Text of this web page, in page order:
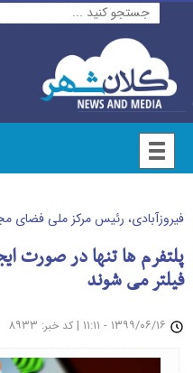
فیروزآبادی، رئیس مرکز ملی فضای
پلتفرم ها تنها در صورت
فیلتر می شوند
| کد خبر: ۸۹۳۳